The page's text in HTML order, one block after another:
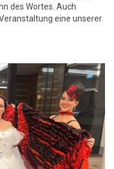
des Wortes. Auch
eine unserer